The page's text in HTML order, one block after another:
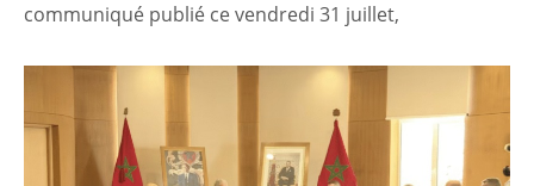
communiqué publié ce vendredi 31 juillet,